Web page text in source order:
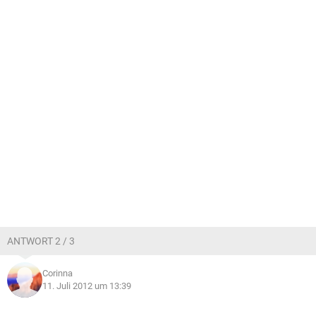
ANTWORT 2 / 3
Corinna
11. Juli 2012 um 13:39